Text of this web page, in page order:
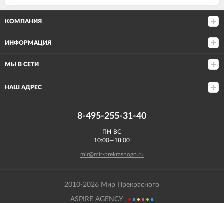
КОМПАНИЯ
ИНФОРМАЦИЯ
МЫ В СЕТИ
НАШ АДРЕС
8-495-255-31-40
ПН-ВС
10:00—18:00
mir@mir-prekrasnogo.ru
2010-2026 Мир Прекрасного
ASPIRE AGENCY